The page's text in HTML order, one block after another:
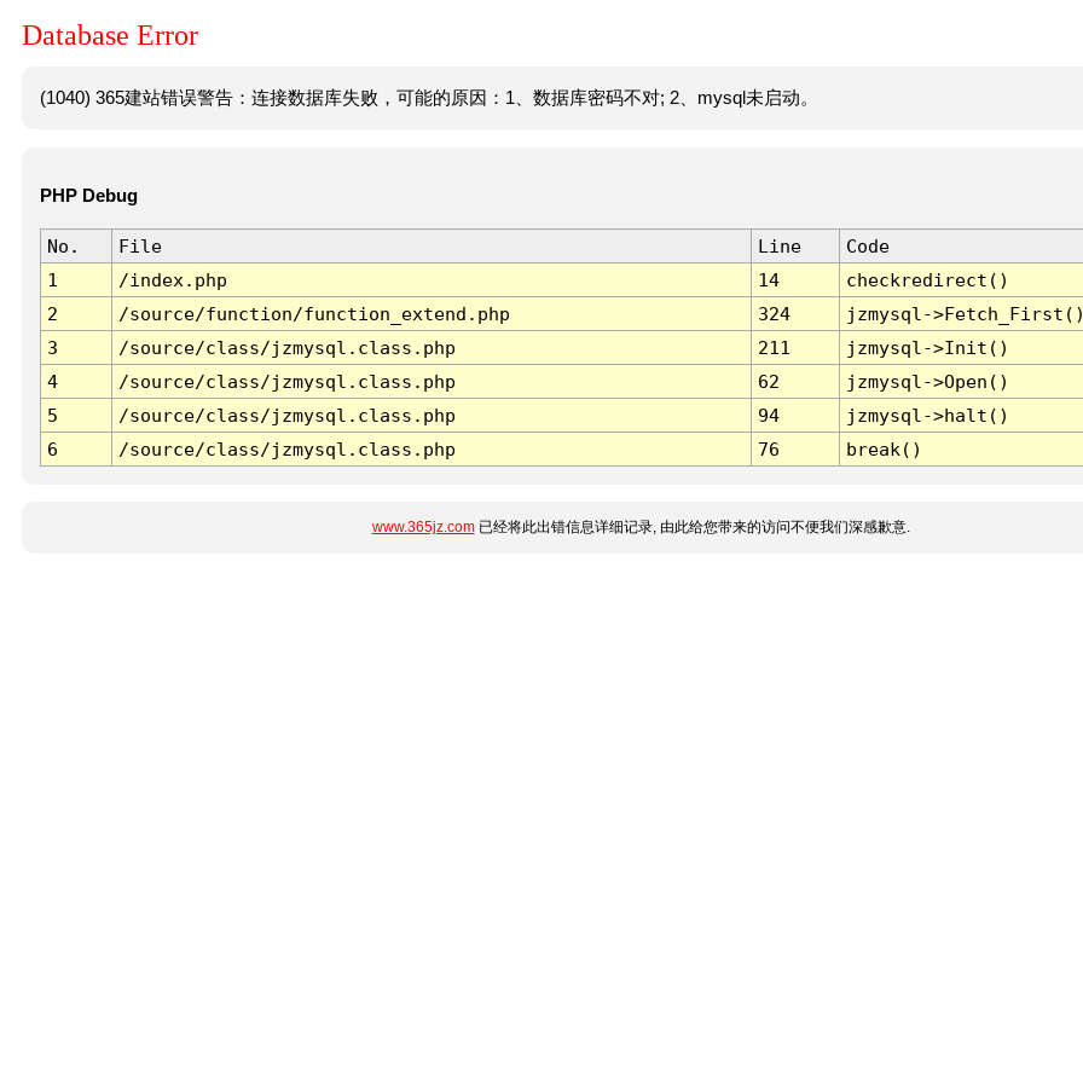
Database Error
(1040) 365建站错误警告：连接数据库失败，可能的原因：1、数据库密码不对; 2、mysql未启动。
PHP Debug
No. File Line
Code
1
/index.php 14
checkredirect()
2
/source/function/function_extend.php 324
jzmysql-
3
/source/class/jzmysql.class.php 211
jzmysql->Init()
4
/source/class/jzmysql.class.php 62
jzmysql->Open()
5
/source/class/jzmysql.class.php 94
jzmysql->halt()
6
/source/class/jzmysql.class.php 76 break()
www.365jz.com已经将此出错信息详细记录, 由此给您带来的访问不便我们深感歉意.